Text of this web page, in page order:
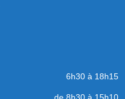
6h30 à 18h15